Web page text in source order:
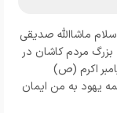
ماشاالله صدیقی
مردم کاشان در
اکرم (ص)
همه یهود به من ایمان